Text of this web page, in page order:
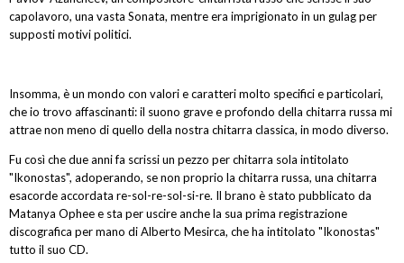
capolavoro, una vasta Sonata, mentre era imprigionato in un gulag per
supposti motivi politici.
Insomma, è un mondo con valori e caratteri molto specifici e particolari,
che io trovo affascinanti: il suono grave e profondo della chitarra russa mi
attrae non meno di quello della nostra chitarra classica, in modo diverso.
Fu così che due anni fa scrissi un pezzo per chitarra sola intitolato
"Ikonostas", adoperando, se non proprio la chitarra russa, una chitarra
esacorde accordata re-sol-re-sol-si-re. Il brano è stato pubblicato da
Matanya Ophee e sta per uscire anche la sua prima registrazione
discografica per mano di Alberto Mesirca, che ha intitolato "Ikonostas"
tutto il suo CD.